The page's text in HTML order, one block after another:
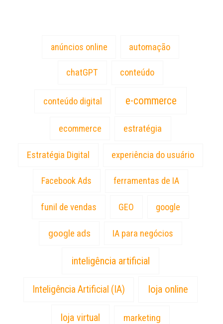
anúncios online automação
chatGPT conteúdo
conteúdo digital e-commerce
ecommerce estratégia
Estratégia Digital experiência do usuário
Facebook Ads ferramentas de IA
funil de vendas GEO google
google ads IA para negócios
inteligência artificial
Inteligência Artificial (IA) loja online
loja virtual marketing